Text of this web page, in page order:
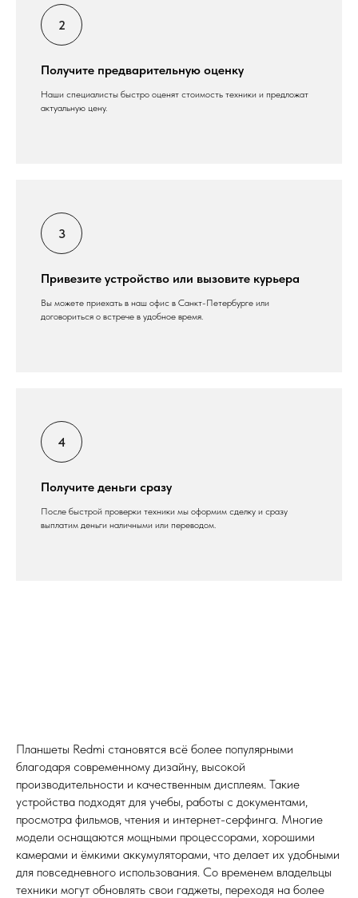
Получите предварительную оценку
Наши специалисты быстро оценят стоимость техники и предложат
актуальную цену.
Привезите устройство или вызовите курьера
Вы можете приехать в наш офис в Санкт-Петербурге или
договориться о встрече в удобное время.
Получите деньги сразу
После быстрой проверки техники мы оформим сделку и сразу
выплатим деньги наличными или переводом.
Планшеты Redmi становятся всё более популярными
благодаря современному дизайну, высокой
производительности и качественным дисплеям. Такие
устройства подходят для учебы, работы с документами,
просмотра фильмов, чтения и интернет-серфинга. Многие
модели оснащаются мощными процессорами, хорошими
камерами и ёмкими аккумуляторами, что делает их удобными
для повседневного использования. Со временем владельцы
техники могут обновлять свои гаджеты, переходя на более